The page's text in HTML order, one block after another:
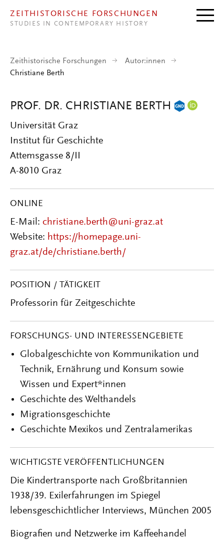
ZEITHISTORISCHE FORSCHUNGEN
STUDIES IN CONTEMPORARY HISTORY
Zeithistorische Forschungen
Autor:innen
Christiane Berth
PROF. DR. CHRISTIANE BERTH
Universität Graz
Institut für Geschichte
Attemsgasse 8/II
A-8010 Graz
ONLINE
E-Mail: christiane.berth@uni-graz.at
Website: https://homepage.uni-
graz.at/de/christiane.berth/
POSITION / TÄTIGKEIT
Professorin für Zeitgeschichte
FORSCHUNGS- UND INTERESSENGEBIETE
Globalgeschichte von Kommunikation und
Technik, Ernährung und Konsum sowie
Wissen und Expert*innen
Geschichte des Welthandels
Migrationsgeschichte
Geschichte Mexikos und Zentralamerikas
WICHTIGSTE VERÖFFENTLICHUNGEN
Die Kindertransporte nach Großbritannien
1938/39. Exilerfahrungen im Spiegel
lebensgeschichtlicher Interviews, München 2005
Biografien und Netzwerke im Kaffeehandel